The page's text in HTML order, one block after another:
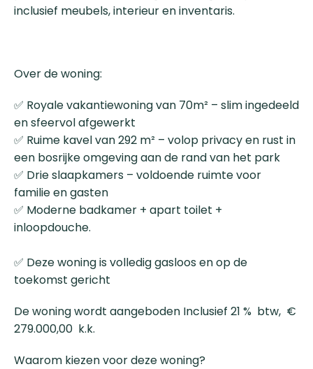
inclusief meubels, interieur en inventaris.
Over de woning:
✅ Royale vakantiewoning van 70m² – slim ingedeeld
en sfeervol afgewerkt
✅ Ruime kavel van 292 m² – volop privacy en rust in
een bosrijke omgeving aan de rand van het park
✅ Drie slaapkamers – voldoende ruimte voor
familie en gasten
✅ Moderne badkamer + apart toilet +
inloopdouche.
✅ Deze woning is volledig gasloos en op de
toekomst gericht
De woning wordt aangeboden Inclusief 21 % btw, €
279.000,00 k.k.
Waarom kiezen voor deze woning?